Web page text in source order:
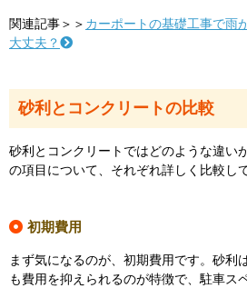
関連記事＞＞ カーポートの基礎工事で雨
大丈夫？
砂利とコンクリートの比較
砂利とコンクリートではどのような違い
の項目について、それぞれ詳しく比較し
初期費用
まず気になるのが、初期費用です。砂利
も費用を抑えられるのが特徴で、駐車ス